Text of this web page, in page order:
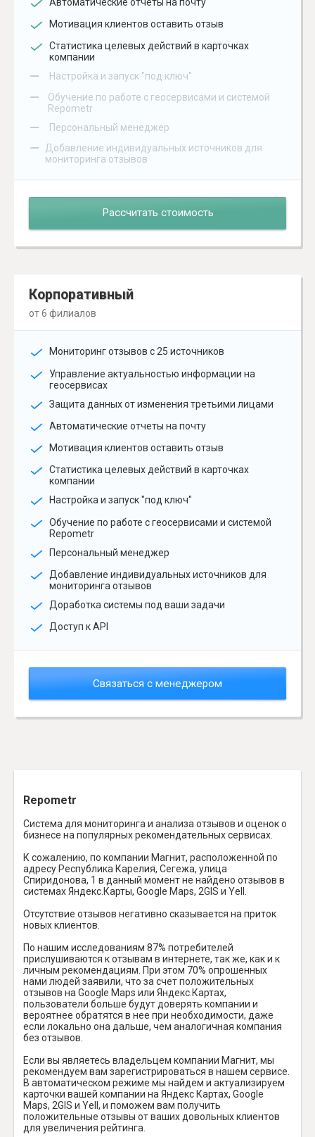
Мотивация клиентов оставить отзыв
Статистика целевых действий в карточках
компании
– Настройка и запуск "под ключ"
–
Обучение по работе с геосервисами и системой
Repometr
– Персональный менеджер
–
Добавление индивидуальных источников для
мониторинга отзывов
Рассчитать стоимость
Корпоративный
от 6 филиалов
Мониторинг отзывов с 25 источников
Управление актуальностью информации на
геосервисах
Защита данных от изменения третьими лицами
Автоматические отчеты на почту
Мотивация клиентов оставить отзыв
Статистика целевых действий в карточках
компании
Настройка и запуск "под ключ"
Обучение по работе с геосервисами и системой
Repometr
Персональный менеджер
Добавление индивидуальных источников для
мониторинга отзывов
Доработка системы под ваши задачи
Доступ к API
Связаться с менеджером
Repometr
Система для мониторинга и анализа отзывов и оценок о
бизнесе на популярных рекомендательных сервисах.
К сожалению, по компании Магнит, расположенной по
адресу Республика Карелия, Сегежа, улица
Спиридонова, 1 в данный момент не найдено отзывов в
системах Яндекс.Карты, Google Maps, 2GIS и Yell.
Отсутствие отзывов негативно сказывается на приток
новых клиентов.
По нашим исследованиям 87% потребителей
прислушиваются к отзывам в интернете, так же, как и к
личным рекомендациям. При этом 70% опрошенных
нами людей заявили, что за счет положительных
отзывов на Google Maps или Яндекс.Картах,
пользователи больше будут доверять компании и
вероятнее обратятся в нее при необходимости, даже
если локально она дальше, чем аналогичная компания
без отзывов.
Если вы являетесь владельцем компании Магнит, мы
рекомендуем вам зарегистрироваться в нашем сервисе.
В автоматическом режиме мы найдем и актуализируем
карточки вашей компании на Яндекс Картах, Google
Maps, 2GIS и Yell, и поможем вам получить
положительные отзывы от ваших довольных клиентов
для увеличения рейтинга.